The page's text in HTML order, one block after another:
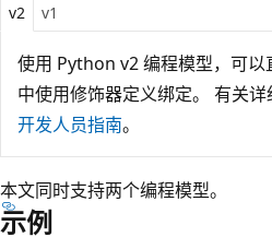
v2 v1
使用 Python v2 编程模型，可
中使用修饰器定义绑定。 有关
开发人员指南。
本文同时支持两个编程模型。
示例